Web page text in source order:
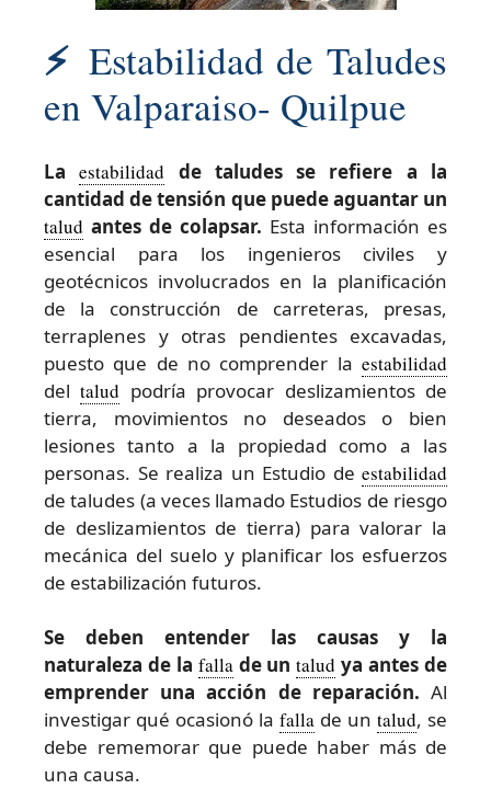
⚡ Estabilidad de Taludes
en Valparaiso- Quilpue
Laestabilidad de taludes se refiere a la
cantidad de tensión que puede aguantar un
talud antes de colapsar. Esta información es
esencial para los ingenieros civiles y
geotécnicos involucrados en la planificación
de la construcción de carreteras, presas,
terraplenes y otras pendientes excavadas,
puesto que de no comprender la estabilidad
deltalud podría provocar deslizamientos de
tierra, movimientos no deseados o bien
lesiones tanto a la propiedad como a las
personas. Se realiza un Estudio de estabilidad
de taludes (a veces llamado Estudios de riesgo
de deslizamientos de tierra) para valorar la
mecánica del suelo y planificar los esfuerzos
de estabilización futuros.
Se deben entender las causas y la
naturaleza de la fallade untalud ya antes de
emprender una acción de reparación. Al
investigar qué ocasionó la falla de un talud, se
debe rememorar que puede haber más de
una causa.